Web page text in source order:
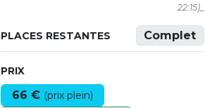
22:15)_
PLACES RESTANTES Complet
PRIX
66 € (prix plein)